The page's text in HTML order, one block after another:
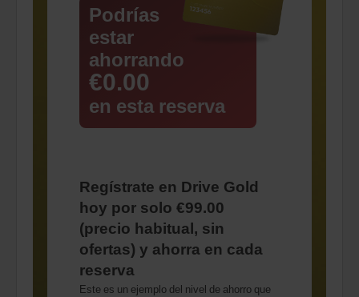
Podrías
estar
ahorrando
€0.00
en esta reserva
Regístrate en Drive Gold
hoy por solo €99.00
(precio habitual, sin
ofertas) y ahorra en cada
reserva
Este es un ejemplo del nivel de ahorro que